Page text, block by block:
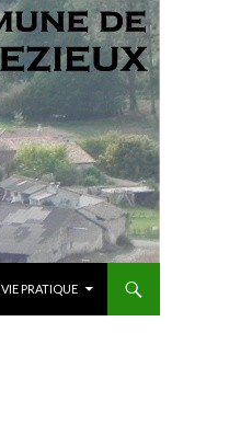
VIE PRATIQUE